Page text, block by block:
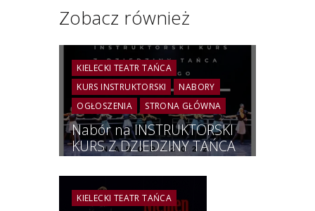
Zobacz również
KIELECKI TEATR TAŃCA
KURS INSTRUKTORSKI
NABORY
OGŁOSZENIA
STRONA GŁÓWNA
Nabór na INSTRUKTORSKI
KURS Z DZIEDZINY TAŃCA
JAZZOWEGO 2022
KIELECKI TEATR TAŃCA